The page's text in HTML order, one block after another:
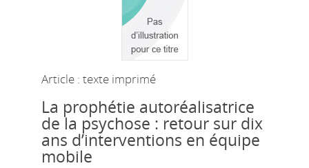
Article : texte imprimé
La prophétie autoréalisatrice
de la psychose : retour sur dix
ans d’interventions en équipe
mobile